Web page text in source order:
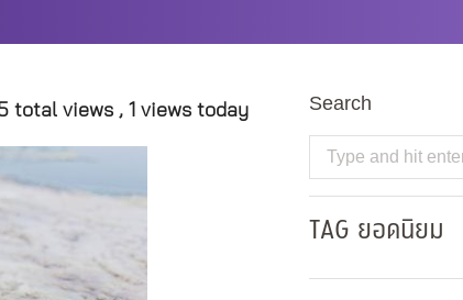
total views , 1 views today Search
Search:
TAG ยอดนิยม